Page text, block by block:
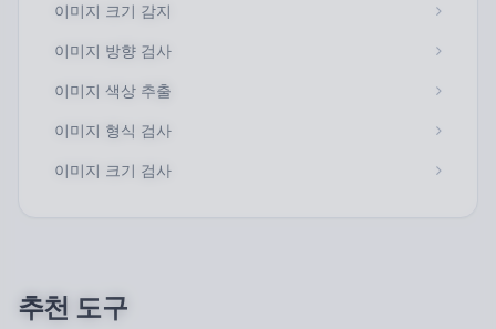
이미지 크기 감지
이미지 방향 검사
이미지 색상 추출
이미지 형식 검사
이미지 크기 검사
추천 도구